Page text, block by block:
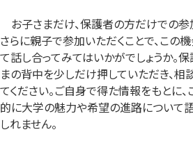
お子さまだけ、保護者の方だけでの参
さらに親子で参加いただくことで、この
て話し合ってみてはいかがでしょうか。
まの背中を少しだけ押していただき、
てください。ご自身で得た情報をもとに
的に大学の魅力や希望の進路について
しれません。